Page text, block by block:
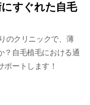
すぐれた自毛
のクリニックで、薄
？自毛植毛における通
ートします！